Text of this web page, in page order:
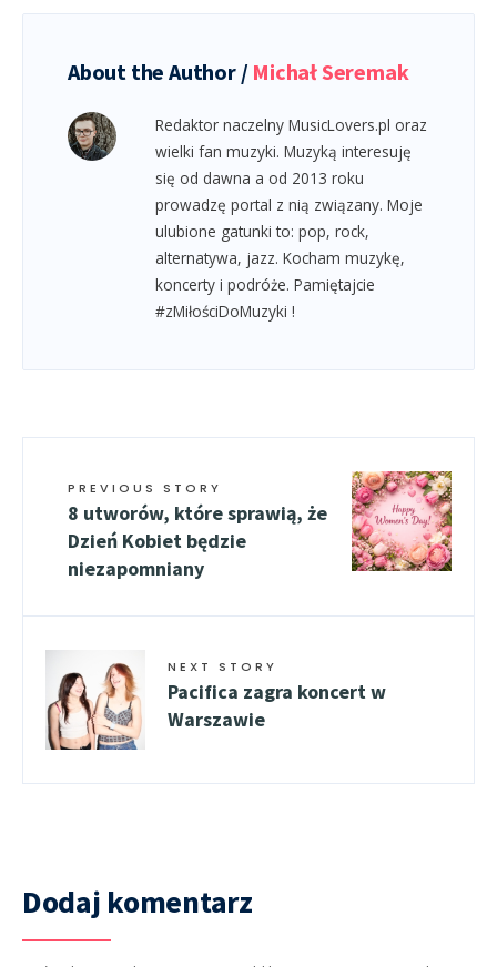
About the Author / Michał Seremak
Redaktor naczelny MusicLovers.pl oraz
wielki fan muzyki. Muzyką interesuję
się od dawna a od 2013 roku
prowadzę portal z nią związany. Moje
ulubione gatunki to: pop, rock,
alternatywa, jazz. Kocham muzykę,
koncerty i podróże. Pamiętajcie
#zMiłościDoMuzyki !
PREVIOUS STORY
8 utworów, które sprawią, że
Dzień Kobiet będzie
niezapomniany
NEXT STORY
Pacifica zagra koncert w
Warszawie
Dodaj komentarz